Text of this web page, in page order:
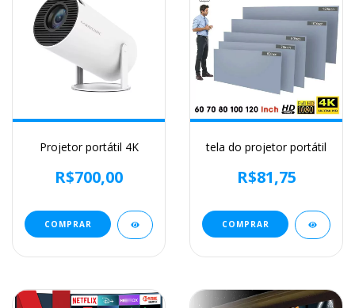
Projetor portátil 4K
R$700,00
COMPRAR
tela do projetor portátil
R$81,75
COMPRAR